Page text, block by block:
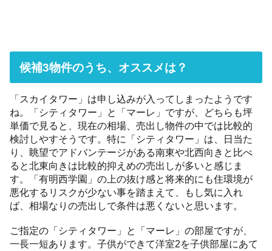
候補3物件のうち、オススメは？
「スカイタワー」は申し込みが入ってしまったようです
ね。「シティタワー」と「マーレ」ですが、どちらも坪
単価で見ると、現在の相場、売出し物件の中では比較的
検討しやすそうです。特に「シティタワー」は、日当た
り、眺望でアドバンテージがある南東や北西向きと比べ
ると北東向きは比較的抑えめの売出しが多いと感じま
す。「有明西学園」の上の抜け感と将来的にも住環境が
悪化するリスクが少ない事を踏まえて、もし気に入れ
ば、相場なりの売出しで条件は悪くないと思います。
ご指定の「シティタワー」と「マーレ」の部屋ですが、
一長一短あります。子供ができて洋室2を子供部屋にあて